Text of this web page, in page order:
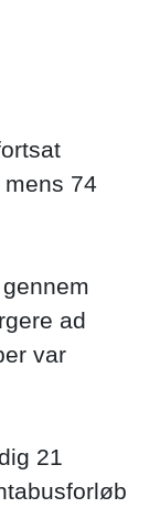
74
ad
var
21